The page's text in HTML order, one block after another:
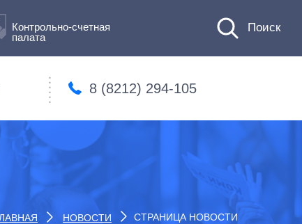
Контрольно-счетная
палата
8 (8212) 294-105
НОВОСТИ СТРАНИЦА НОВОСТИ